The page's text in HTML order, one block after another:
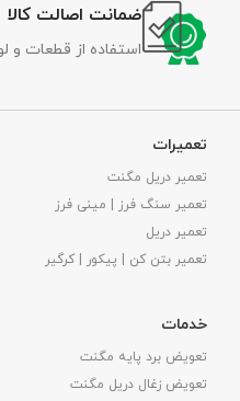
ضمانت اصالت کالا
استفاده از قطعات و
تعمیرات
تعمیر دریل مگنت
تعمیر سنگ فرز | مینی فرز
تعمیر دریل
تعمیر بتن کن | پیکور | کرگیر
خدمات
تعویض برد پایه مگنت
تعویض زغال دریل مگنت